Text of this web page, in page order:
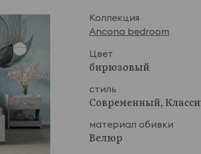
Коллекция
Ancona bedroom
Цвет
бирюзовый
стиль
Современный,
материал обивки
Велюр